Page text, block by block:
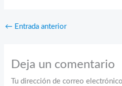
← Entrada anterior
Deja un comentario
Tu dirección de correo